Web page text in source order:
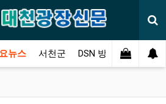
뉴스 서천군 DSN 방송 오피니언